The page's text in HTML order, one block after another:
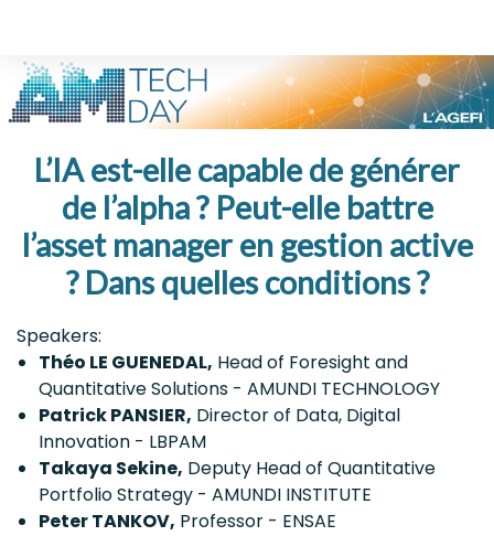
L’IA est-elle capable de générer
de l’alpha ? Peut-elle battre
l’asset manager en gestion active
? Dans quelles conditions ?
Speakers:
Théo LE GUENEDAL, Head of Foresight and
Quantitative Solutions - AMUNDI TECHNOLOGY
Patrick PANSIER, Director of Data, Digital
Innovation - LBPAM
Takaya Sekine, Deputy Head of Quantitative
Portfolio Strategy - AMUNDI INSTITUTE
Peter TANKOV, Professor - ENSAE